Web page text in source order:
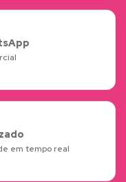
em tempo real